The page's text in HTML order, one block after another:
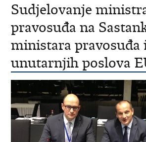
Sudjelovanje
pravosuđa na
ministara pravosuđa
unutarnjih poslova